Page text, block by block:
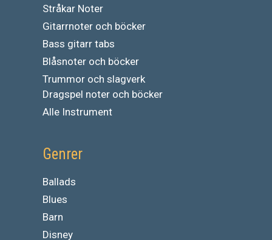
Stråkar Noter
Gitarrnoter och böcker
Bass gitarr tabs
Blåsnoter och böcker
Trummor och slagverk
Dragspel noter och böcker
Alle Instrument
Genrer
Ballads
Blues
Barn
Disney